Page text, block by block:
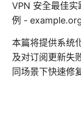
VPN 安全最佳
例 -
本篇将提供系统
及对订阅更新失
同场景下快速修